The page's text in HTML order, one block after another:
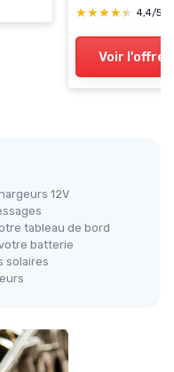
★★★★★
★★★★★ 4,4/5
Voir l'offre
12V
tableau de bord
batterie
solaires